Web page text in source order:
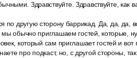
Здравствуйте. Здравствуйте, как
по другую сторону баррикад. Да, да, да,
обычно приглашаем гостей, которые,
который сам приглашает гостей и вот
про подкаст, но, с другой стороны,